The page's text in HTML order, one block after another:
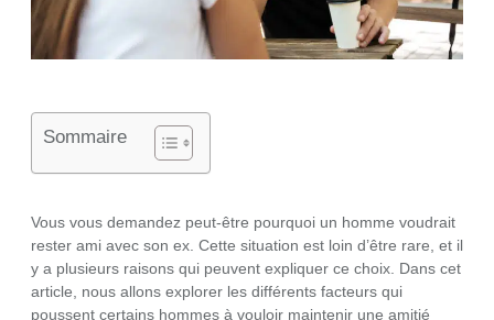
Sommaire
Vous vous demandez peut-être pourquoi un homme voudrait
rester ami avec son ex. Cette situation est loin d’être rare, et il
y a plusieurs raisons qui peuvent expliquer ce choix. Dans cet
article, nous allons explorer les différents facteurs qui
poussent certains hommes à vouloir maintenir une amitié